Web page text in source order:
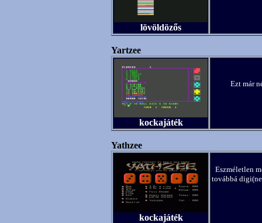
lövöldözős
Yartzee
kockajáték
Ezt már
Yathzee
kockajáték
Eszméletlen
továbbá